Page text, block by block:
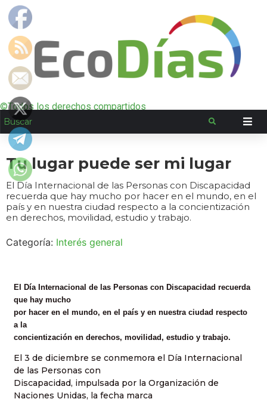
©Todos los derechos compartidos
Tu lugar puede ser mi lugar
El Día Internacional de las Personas con Discapacidad
recuerda que hay mucho por hacer en el mundo, en el
país y en nuestra ciudad respecto a la concientización
en derechos, movilidad, estudio y trabajo.
Categoría: Interés general
El Día Internacional de las Personas con Discapacidad recuerda
que hay mucho
por hacer en el mundo, en el país y en nuestra ciudad respecto
a la
concientización en derechos, movilidad, estudio y trabajo.
El 3 de diciembre se conmemora el Día Internacional
de las Personas con
Discapacidad, impulsada por la Organización de
Naciones Unidas, la fecha marca